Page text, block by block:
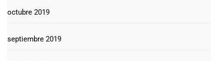
octubre 2019
septiembre 2019